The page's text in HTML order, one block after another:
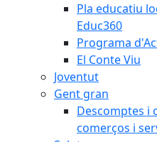
Pla educatiu
Educ360
Programa
El Conte Viu
Joventut
Gent gran
Descomptes i
comerços i